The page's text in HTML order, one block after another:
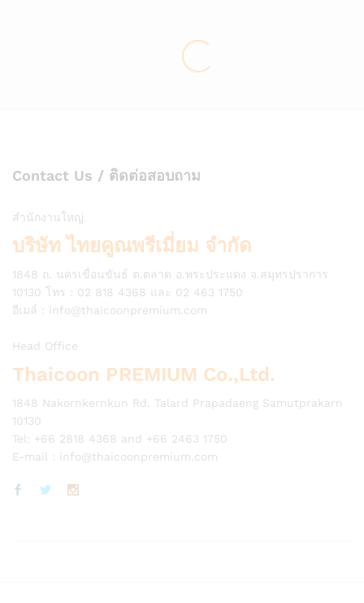
Contact Us / ติดต่อสอบถาม
สำนักงานใหญ่
บริษัท ไทยคูณพรีเมี่ยม จำกัด
1848 ถ. นครเขื่อนขันธ์ ต.ตลาด อ.พระประแดง จ.สมุทรปราการ
10130 โทร : 02 818 4368 และ 02 463 1750
อีเมล์ : info@thaicoonpremium.com
Head Office
Thaicoon PREMIUM Co.,Ltd.
1848 Nakornkernkun Rd. Talard Prapadaeng Samutprakarn
10130
Tel: +66 2818 4368 and +66 2463 1750
E-mail : info@thaicoonpremium.com